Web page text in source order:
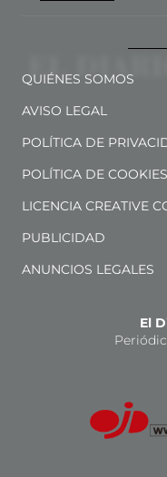
QUIÉNES SOMOS
AVISO LEGAL
POLÍTICA DE
POLÍTICA DE COOKIES
LICENCIA CREATIVE
PUBLICIDAD
ANUNCIOS LEGALES
El